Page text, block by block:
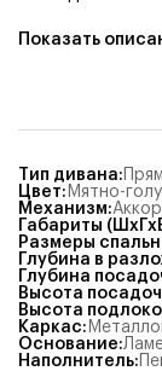
Показать
Тип дивана:
Цвет: Мятно-
Механизм:
Габариты
Размеры
Глубина в
Глубина
Высота
Высота
Каркас:
Основание:
Наполнитель: